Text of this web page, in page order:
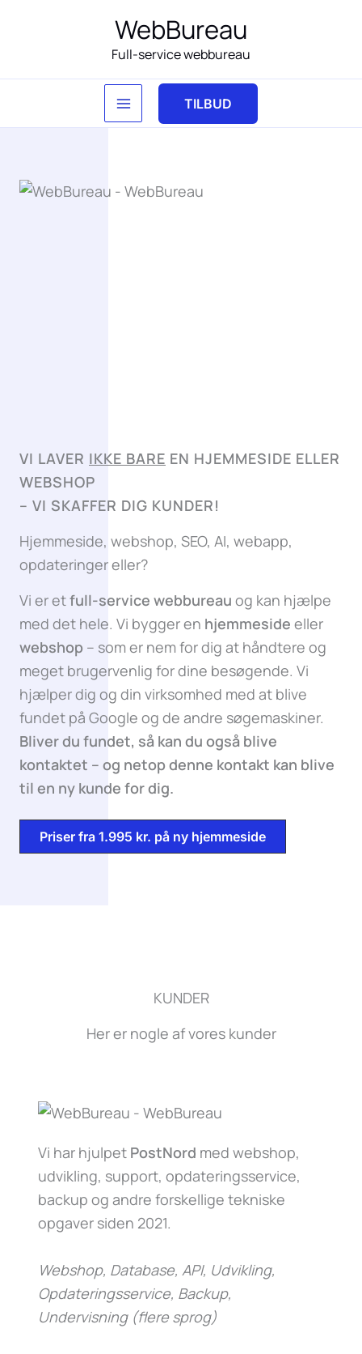
WebBureau
Full-service webbureau
TILBUD
VI LAVER IKKE BARE EN HJEMMESIDE ELLER
WEBSHOP
– VI SKAFFER DIG KUNDER!
Hjemmeside, webshop, SEO, AI, webapp,
opdateringer eller?
Vi er etfull-service webbureau og kan hjælpe
med det hele. Vi bygger en hjemmeside eller
webshop – som er nem for dig at håndtere og
meget brugervenlig for dine besøgende. Vi
hjælper dig og din virksomhed med at blive
fundet på Google og de andre søgemaskiner.
Bliver du fundet, så kan du også blive
kontaktet – og netop denne kontakt kan blive
til en ny kunde for dig.
Priser fra 1.995 kr. på ny hjemmeside
KUNDER
Her er nogle af vores kunder
Vi har hjulpet PostNord med webshop,
udvikling, support, opdateringsservice,
backup og andre forskellige tekniske
opgaver siden 2021.
Webshop, Database, API, Udvikling,
Opdateringsservice, Backup,
Undervisning (flere sprog)